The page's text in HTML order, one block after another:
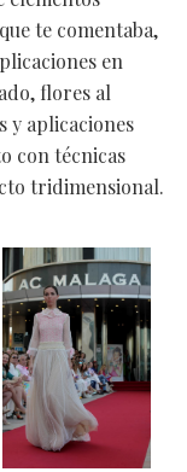
te comentaba,
en
flores al
y aplicaciones
con técnicas
tridimensional.